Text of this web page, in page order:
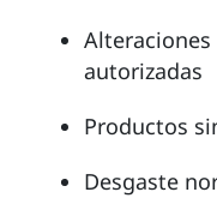
autorizadas
Productos
Desgaste